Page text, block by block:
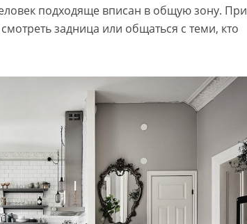
подходяще вписан в общую зону. При
задница или общаться с теми, кто